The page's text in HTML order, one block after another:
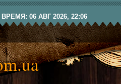
06 АВГ 2026, 22:06